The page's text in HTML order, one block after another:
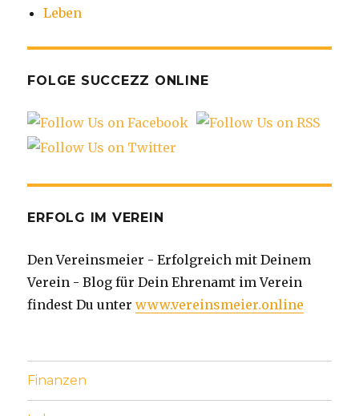
Leben
FOLGE SUCCEZZ ONLINE
ERFOLG IM VEREIN
Den Vereinsmeier - Erfolgreich mit Deinem
Verein - Blog für Dein Ehrenamt im Verein
findest Du unterwww.vereinsmeier.online
Finanzen